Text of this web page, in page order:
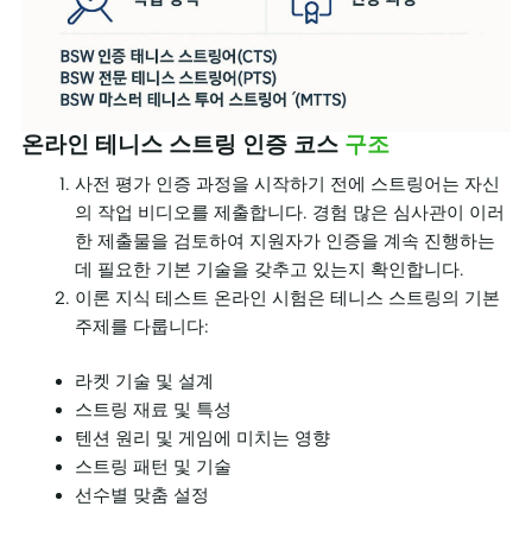
온라인 테니스 스트링 인증 코스 구조
사전 평가 인증 과정을 시작하기 전에 스트링어는 자신
의 작업 비디오를 제출합니다. 경험 많은 심사관이 이러
한 제출물을 검토하여 지원자가 인증을 계속 진행하는
데 필요한 기본 기술을 갖추고 있는지 확인합니다.
이론 지식 테스트 온라인 시험은 테니스 스트링의 기본
주제를 다룹니다:
라켓 기술 및 설계
스트링 재료 및 특성
텐션 원리 및 게임에 미치는 영향
스트링 패턴 및 기술
선수별 맞춤 설정